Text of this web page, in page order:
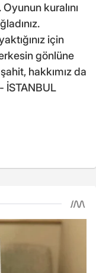
kuralını
için
gönlüne
hakkımız da
İSTANBUL